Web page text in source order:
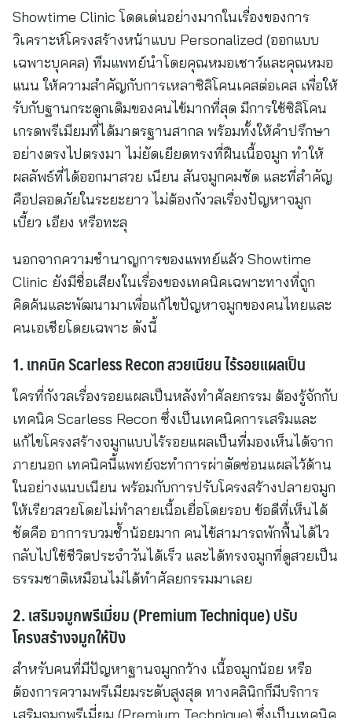
Showtime Clinic โดดเด่นอย่างมากในเรื่องของการ
วิเคราะห์โครงสร้างหน้าแบบ Personalized (ออกแบบ
เฉพาะบุคคล) ทีมแพทย์นำโดยคุณหมอเชาว์และคุณหมอ
แนน ให้ความสำคัญกับการเหลาซิลิโคนเคสต่อเคส เพื่อให้
รับกับฐานกระดูกเดิมของคนไข้มากที่สุด มีการใช้ซิลิโคน
เกรดพรีเมียมที่ได้มาตรฐานสากล พร้อมทั้งให้คำปรึกษา
อย่างตรงไปตรงมา ไม่ยัดเยียดทรงที่ฝืนเนื้อจมูก ทำให้
ผลลัพธ์ที่ได้ออกมาสวย เนียน สันจมูกคมชัด และที่สำคัญ
คือปลอดภัยในระยะยาว ไม่ต้องกังวลเรื่องปัญหาจมูก
เบี้ยว เอียง หรือทะลุ
นอกจากความชำนาญการของแพทย์แล้ว Showtime
Clinic ยังมีชื่อเสียงในเรื่องของเทคนิคเฉพาะทางที่ถูก
คิดค้นและพัฒนามาเพื่อแก้ไขปัญหาจมูกของคนไทยและ
คนเอเชียโดยเฉพาะ ดังนี้
1. เทคนิค Scarless Recon สวยเนียน ไร้รอยแผลเป็น
ใครที่กังวลเรื่องรอยแผลเป็นหลังทำศัลยกรรม ต้องรู้จักกับ
เทคนิค Scarless Recon ซึ่งเป็นเทคนิคการเสริมและ
แก้ไขโครงสร้างจมูกแบบไร้รอยแผลเป็นที่มองเห็นได้จาก
ภายนอก เทคนิคนี้แพทย์จะทำการผ่าตัดซ่อนแผลไว้ด้าน
ในอย่างแนบเนียน พร้อมกับการปรับโครงสร้างปลายจมูก
ให้เรียวสวยโดยไม่ทำลายเนื้อเยื่อโดยรอบ ข้อดีที่เห็นได้
ชัดคือ อาการบวมช้ำน้อยมาก คนไข้สามารถพักฟื้นได้ไว
กลับไปใช้ชีวิตประจำวันได้เร็ว และได้ทรงจมูกที่ดูสวยเป็น
ธรรมชาติเหมือนไม่ได้ทำศัลยกรรมมาเลย
2. เสริมจมูกพรีเมี่ยม (Premium Technique) ปรับ
โครงสร้างจมูกให้ปัง
สำหรับคนที่มีปัญหาฐานจมูกกว้าง เนื้อจมูกน้อย หรือ
ต้องการความพรีเมียมระดับสูงสุด ทางคลินิกก็มีบริการ